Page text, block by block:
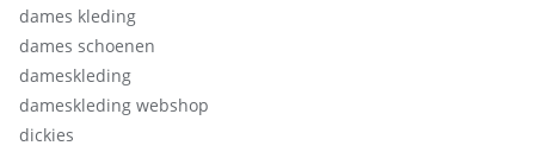
dames kleding
dames schoenen
dameskleding
dameskleding webshop
dickies